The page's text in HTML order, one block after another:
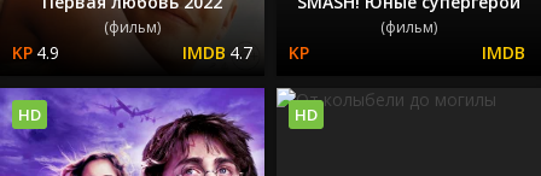
(фильм)
4.9 4.7
(фильм)
HD HD